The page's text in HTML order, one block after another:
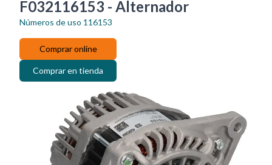
F032116153 - Alternador
Números de uso 116153
Comprar online
Comprar en tienda